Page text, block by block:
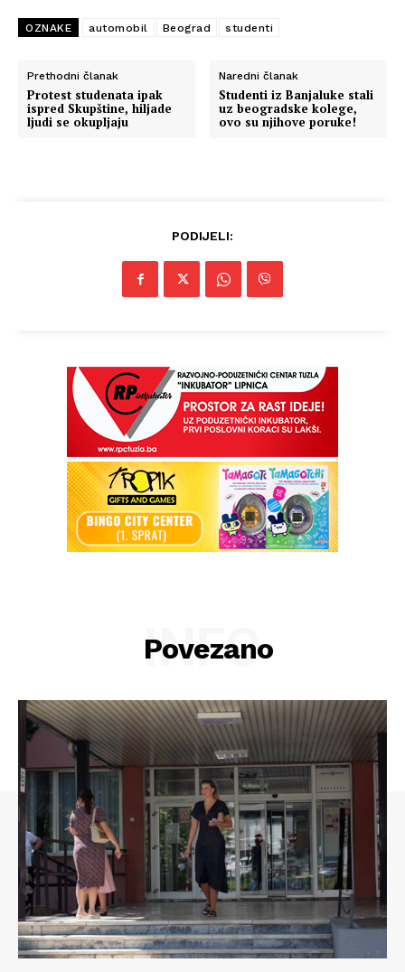
OZNAKE automobil Beograd studenti
Prethodni članak
Protest studenata ipak
ispred Skupštine, hiljade
ljudi se okupljaju
Naredni članak
Studenti iz Banjaluke stali
uz beogradske kolege,
ovo su njihove poruke!
PODIJELI:
Povezano
INFO